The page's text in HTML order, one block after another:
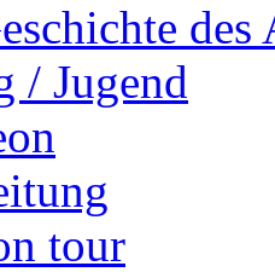
des
/ Jugend
tour